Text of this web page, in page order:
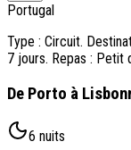
Portugal
Type : Circuit.
7 jours. Repas : Petit
De Porto à
6 nuits